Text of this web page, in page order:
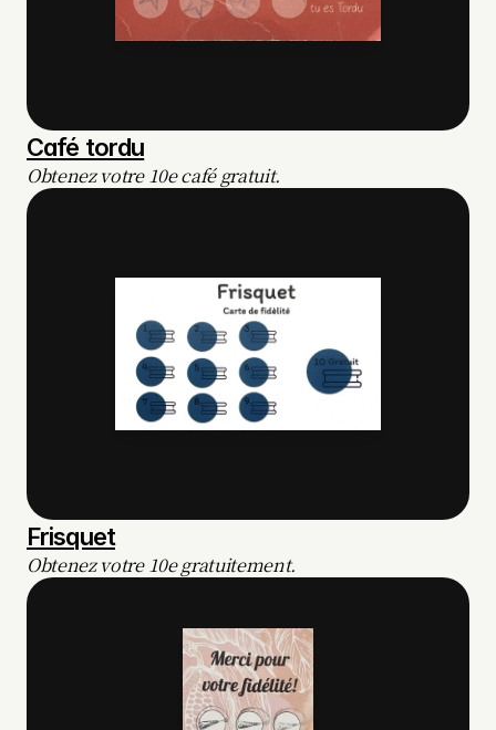
Café tordu
Obtenez votre 10e café gratuit.
Frisquet
Obtenez votre 10e gratuitement.